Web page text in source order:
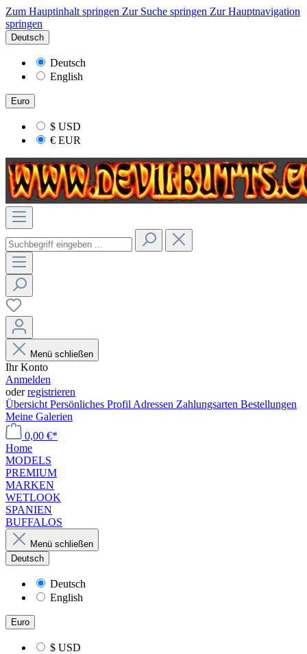
Zum Hauptinhalt springen Zur Suche springen Zur Hauptnavigation
springen
Deutsch
Deutsch
English
Euro
$ USD
€ EUR
Menü schließen
Ihr Konto
Anmelden
oderregistrieren
Übersicht Persönliches Profil Adressen Zahlungsarten Bestellungen
Meine Galerien
0,00 €*
Home
MODELS
PREMIUM
MARKEN
WETLOOK
SPANIEN
BUFFALOS
Menü schließen
Deutsch
Deutsch
English
Euro
$ USD